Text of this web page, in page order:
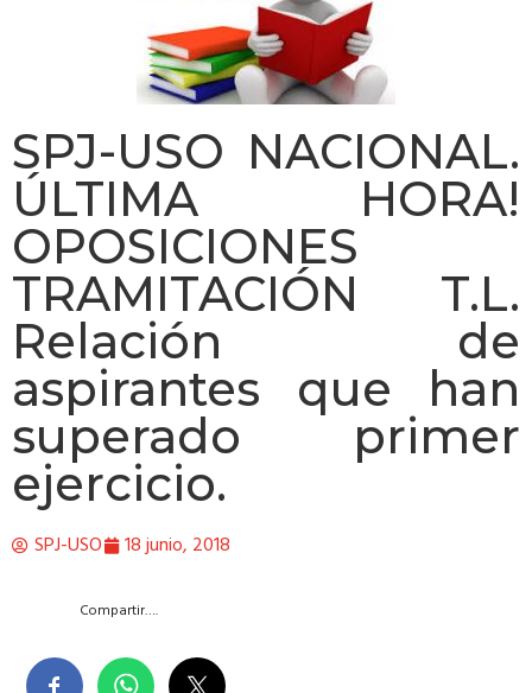
SPJ-USO NACIONAL.
ÚLTIMA HORA!
OPOSICIONES
TRAMITACIÓN T.L.
Relación de
aspirantes que han
superado primer
ejercicio.
SPJ-USO 18 junio, 2018
Compartir….